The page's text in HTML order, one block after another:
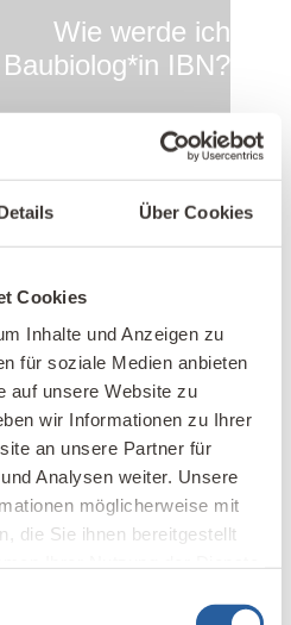
Über Cookies
Cookies
Inhalte und Anzeigen zu
für soziale Medien anbieten
auf unsere Website zu
wir Informationen zu Ihrer
an unsere Partner für
Analysen weiter. Unsere
möglicherweise mit
die Sie ihnen bereitgestellt
Wie werde ich
Baubiolog*in IBN?